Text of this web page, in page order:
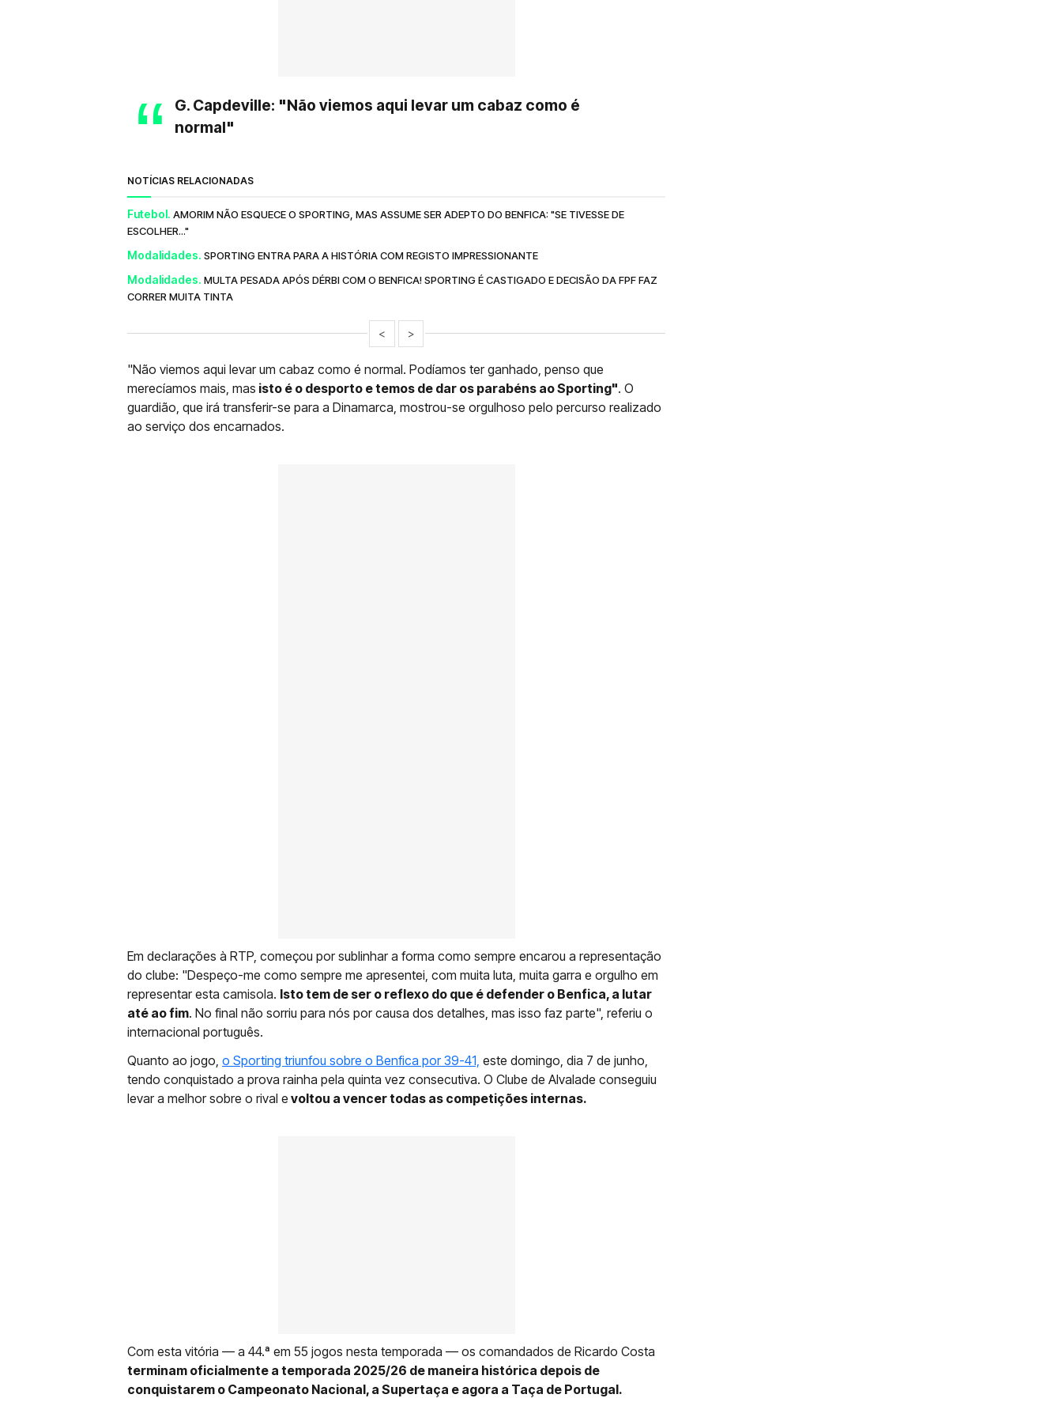
G. Capdeville: "Não viemos aqui levar um cabaz como é
normal"
NOTÍCIAS RELACIONADAS
Futebol. AMORIM NÃO ESQUECE O SPORTING, MAS ASSUME SER ADEPTO DO BENFICA: "SE TIVESSE DE
ESCOLHER..."
Modalidades. SPORTING ENTRA PARA A HISTÓRIA COM REGISTO IMPRESSIONANTE
Modalidades. MULTA PESADA APÓS DÉRBI COM O BENFICA! SPORTING É CASTIGADO E DECISÃO DA FPF FAZ
CORRER MUITA TINTA
< >
"Não viemos aqui levar um cabaz como é normal. Podíamos ter ganhado, penso que
merecíamos mais, mas isto é o desporto e temos de dar os parabéns ao Sporting". O
guardião, que irá transferir-se para a Dinamarca, mostrou-se orgulhoso pelo percurso realizado
ao serviço dos encarnados.
Em declarações à RTP, começou por sublinhar a forma como sempre encarou a representação
do clube: "Despeço-me como sempre me apresentei, com muita luta, muita garra e orgulho em
representar esta camisola. Isto tem de ser o reflexo do que é defender o Benfica, a lutar
até ao fim. No final não sorriu para nós por causa dos detalhes, mas isso faz parte", referiu o
internacional português.
Quanto ao jogo, o Sporting triunfou sobre o Benfica por 39-41, este domingo, dia 7 de junho,
tendo conquistado a prova rainha pela quinta vez consecutiva. O Clube de Alvalade conseguiu
levar a melhor sobre o rival e voltou a vencer todas as competições internas.
Com esta vitória — a 44.ª em 55 jogos nesta temporada — os comandados de Ricardo Costa
terminam oficialmente a temporada 2025/26 de maneira histórica depois de
conquistarem o Campeonato Nacional, a Supertaça e agora a Taça de Portugal.